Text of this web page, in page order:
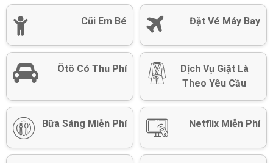
Cũi Em Bé Đặt Vé Máy Bay
Ôtô Có Thu Phí
Dịch Vụ Giặt Là
Theo Yêu Cầu
Bữa Sáng Miễn Phí Netflix Miễn Phí